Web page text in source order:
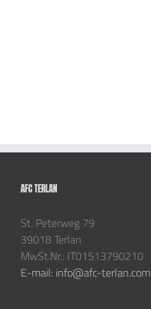
AFC TERLAN
St. Peterweg 79
39018 Terlan
MwSt.Nr.: IT01513790210
E-mail: info@afc-terlan.com